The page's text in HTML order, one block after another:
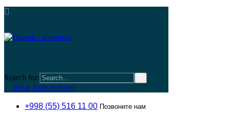
Search for:
Book Appointment
+998 (55) 516 11 00 Позвоните нам